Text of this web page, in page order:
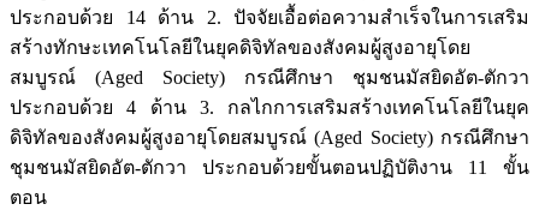
ประกอบด้วย 14 ด้าน 2. ปัจจัยเอื้อต่อความสำเร็จในการเสริม
สร้างทักษะเทคโนโลยีในยุคดิจิทัลของสังคมผู้สูงอายุโดย
สมบูรณ์ (Aged Society) กรณีศึกษา ชุมชนมัสยิดอัต-ตักวา
ประกอบด้วย 4 ด้าน 3. กลไกการเสริมสร้างเทคโนโลยีในยุค
ดิจิทัลของสังคมผู้สูงอายุโดยสมบูรณ์ (Aged Society) กรณีศึกษา
ชุมชนมัสยิดอัต-ตักวา ประกอบด้วยขั้นตอนปฏิบัติงาน 11 ขั้น
ตอน